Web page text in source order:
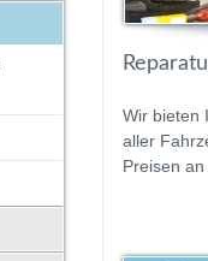
Wir bieten
aller
Preisen